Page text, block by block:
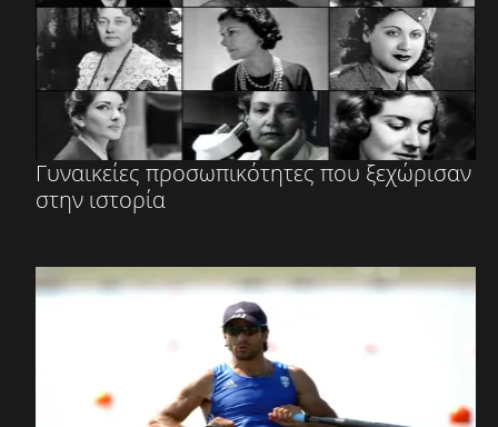
Γυναικείες προσωπικότητες που ξεχώρισαν
στην ιστορία